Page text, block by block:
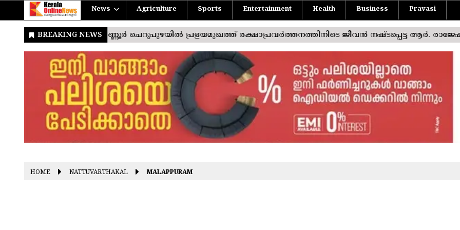
News Agriculture Sports Entertainment Health Business Pravasi
HOME NATTUVARTHAKAL MALAPPURAM